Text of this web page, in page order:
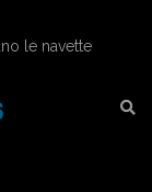
le navette